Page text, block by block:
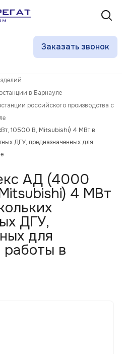
Заказать звонок
в Барнауле
российского производства с
10500 В, Mitsubishi) 4 МВт в
ДГУ, предназначенных для
АД (4000
4 МВт
ДГУ,
для
работы в